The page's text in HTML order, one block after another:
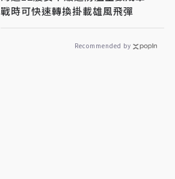
戰時可快速轉換掛載雄風飛彈
Recommended by